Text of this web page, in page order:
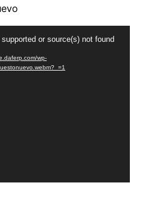
or source(s) not found
wp-